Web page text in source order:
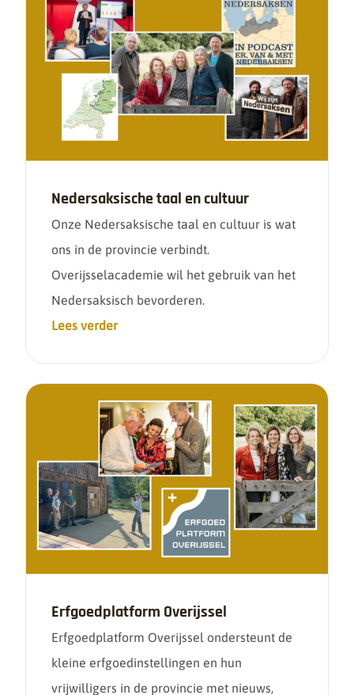
Nedersaksische taal en cultuur
Onze Nedersaksische taal en cultuur is wat
ons in de provincie verbindt.
Overijsselacademie wil het gebruik van het
Nedersaksisch bevorderen.
Lees verder
Erfgoedplatform Overijssel
Erfgoedplatform Overijssel ondersteunt de
kleine erfgoedinstellingen en hun
vrijwilligers in de provincie met nieuws,